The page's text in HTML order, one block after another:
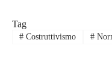
Tag
#Costruttivismo #